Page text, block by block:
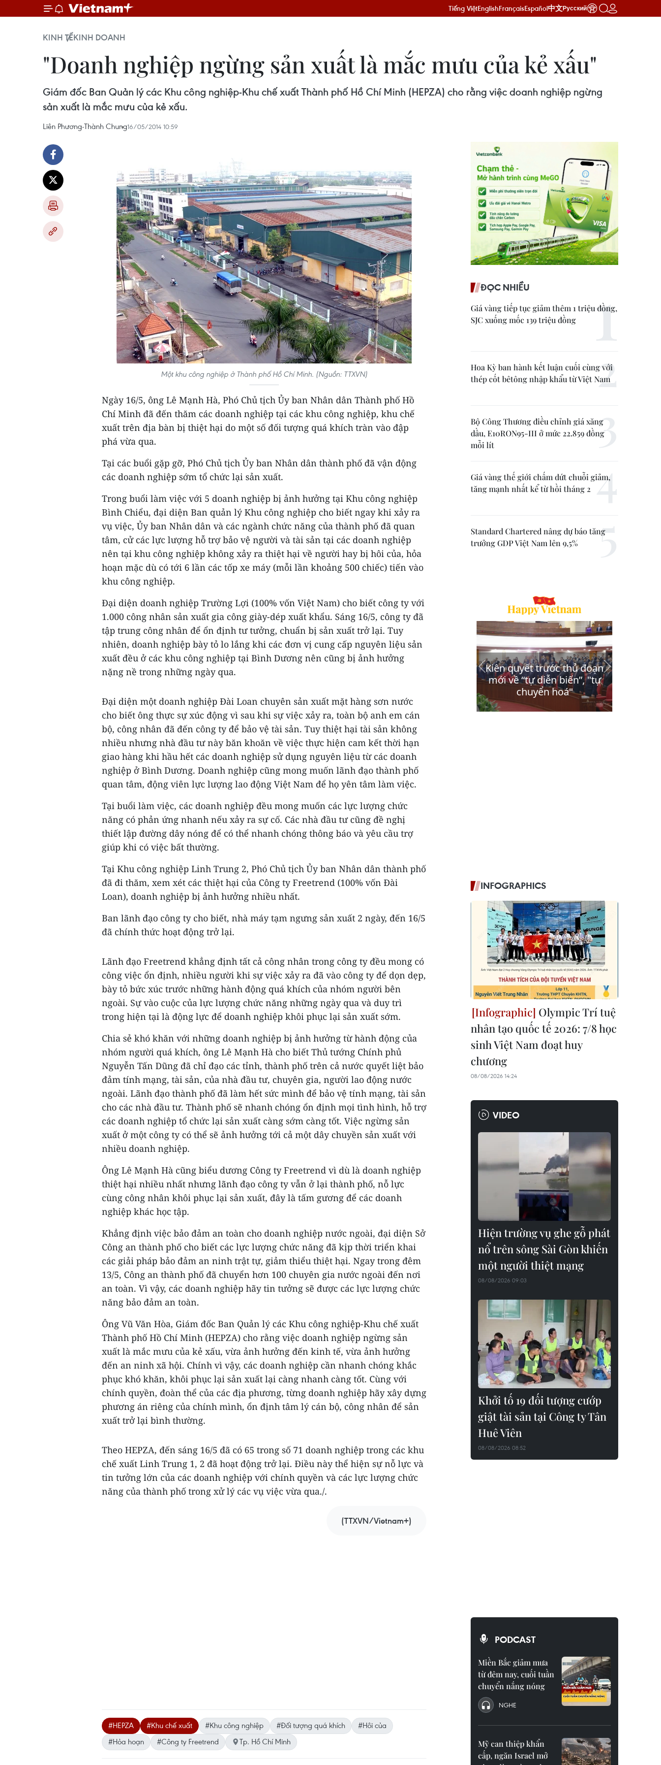
Tiếng ViệtEnglishFrançaisEspañol中文Русский
KINH TẾKINH DOANH
"Doanh nghiệp ngừng sản xuất là mắc mưu của kẻ xấu"
Giám đốc Ban Quản lý các Khu công nghiệp-Khu chế xuất Thành phố Hồ Chí Minh (HEPZA) cho rằng việc doanh nghiệp ngừng
sản xuất là mắc mưu của kẻ xấu.
Liên Phương-Thành Chung16/05/2014 10:59
Một khu công nghiệp ở Thành phố Hồ Chí Minh. (Nguồn: TTXVN)
Ngày 16/5, ông Lê Mạnh Hà, Phó Chủ tịch Ủy ban Nhân dân Thành phố Hồ
Chí Minh đã đến thăm các doanh nghiệp tại các khu công nghiệp, khu chế
xuất trên địa bàn bị thiệt hại do một số đối tượng quá khích tràn vào đập
phá vừa qua.
Tại các buổi gặp gỡ, Phó Chủ tịch Ủy ban Nhân dân thành phố đã vận động
các doanh nghiệp sớm tổ chức lại sản xuất.
Trong buổi làm việc với 5 doanh nghiệp bị ảnh hưởng tại Khu công nghiệp
Bình Chiểu, đại diện Ban quản lý Khu công nghiệp cho biết ngay khi xảy ra
vụ việc, Ủy ban Nhân dân và các ngành chức năng của thành phố đã quan
tâm, cử các lực lượng hỗ trợ bảo vệ người và tài sản tại các doanh nghiệp
nên tại khu công nghiệp không xảy ra thiệt hại về người hay bị hôi của, hỏa
hoạn mặc dù có tới 6 lần các tốp xe máy (mỗi lần khoảng 500 chiếc) tiến vào
khu công nghiệp.
Đại diện doanh nghiệp Trường Lợi (100% vốn Việt Nam) cho biết công ty với
1.000 công nhân sản xuất gia công giày-dép xuất khẩu. Sáng 16/5, công ty đã
tập trung công nhân để ổn định tư tưởng, chuẩn bị sản xuất trở lại. Tuy
nhiên, doanh nghiệp bày tỏ lo lắng khi các đơn vị cung cấp nguyên liệu sản
xuất đều ở các khu công nghiệp tại Bình Dương nên cũng bị ảnh hưởng
nặng nề trong những ngày qua.
Đại diện một doanh nghiệp Đài Loan chuyên sản xuất mặt hàng sơn nước
cho biết ông thực sự xúc động vì sau khi sự việc xảy ra, toàn bộ anh em cán
bộ, công nhân đã đến công ty để bảo vệ tài sản. Tuy thiệt hại tài sản không
nhiều nhưng nhà đầu tư này băn khoăn về việc thực hiện cam kết thời hạn
giao hàng khi hầu hết các doanh nghiệp sử dụng nguyên liệu từ các doanh
nghiệp ở Bình Dương. Doanh nghiệp cũng mong muốn lãnh đạo thành phố
quan tâm, động viên lực lượng lao động Việt Nam để họ yên tâm làm việc.
Tại buổi làm việc, các doanh nghiệp đều mong muốn các lực lượng chức
năng có phản ứng nhanh nếu xảy ra sự cố. Các nhà đầu tư cũng đề nghị
thiết lập đường dây nóng để có thể nhanh chóng thông báo và yêu cầu trợ
giúp khi có việc bất thường.
Tại Khu công nghiệp Linh Trung 2, Phó Chủ tịch Ủy ban Nhân dân thành phố
đã đi thăm, xem xét các thiệt hại của Công ty Freetrend (100% vốn Đài
Loan), doanh nghiệp bị ảnh hưởng nhiều nhất.
Ban lãnh đạo công ty cho biết, nhà máy tạm ngưng sản xuất 2 ngày, đến 16/5
đã chính thức hoạt động trở lại.
Lãnh đạo Freetrend khẳng định tất cả công nhân trong công ty đều mong có
công việc ổn định, nhiều người khi sự việc xảy ra đã vào công ty để dọn dẹp,
bày tỏ bức xúc trước những hành động quá khích của nhóm người bên
ngoài. Sự vào cuộc của lực lượng chức năng những ngày qua và duy trì
trong hiện tại là động lực để doanh nghiệp khôi phục lại sản xuất sớm.
Chia sẻ khó khăn với những doanh nghiệp bị ảnh hưởng từ hành động của
nhóm người quá khích, ông Lê Mạnh Hà cho biết Thủ tướng Chính phủ
Nguyễn Tấn Dũng đã chỉ đạo các tỉnh, thành phố trên cả nước quyết liệt bảo
đảm tính mạng, tài sản, của nhà đầu tư, chuyên gia, người lao động nước
ngoài. Lãnh đạo thành phố đã làm hết sức mình để bảo vệ tính mạng, tài sản
cho các nhà đầu tư. Thành phố sẽ nhanh chóng ổn định mọi tình hình, hỗ trợ
các doanh nghiệp tổ chức lại sản xuất càng sớm càng tốt. Việc ngừng sản
xuất ở một công ty có thể sẽ ảnh hưởng tới cả một dây chuyền sản xuất với
nhiều doanh nghiệp.
Ông Lê Mạnh Hà cũng biểu dương Công ty Freetrend vì dù là doanh nghiệp
thiệt hại nhiều nhất nhưng lãnh đạo công ty vẫn ở lại thành phố, nỗ lực
cùng công nhân khôi phục lại sản xuất, đây là tấm gương để các doanh
nghiệp khác học tập.
Khẳng định việc bảo đảm an toàn cho doanh nghiệp nước ngoài, đại diện Sở
Công an thành phố cho biết các lực lượng chức năng đã kịp thời triển khai
các giải pháp bảo đảm an ninh trật tự, giảm thiểu thiệt hại. Ngay trong đêm
13/5, Công an thành phố đã chuyển hơn 100 chuyên gia nước ngoài đến nơi
an toàn. Vì vậy, các doanh nghiệp hãy tin tưởng sẽ được các lực lượng chức
năng bảo đảm an toàn.
Ông Vũ Văn Hòa, Giám đốc Ban Quản lý các Khu công nghiệp-Khu chế xuất
Thành phố Hồ Chí Minh (HEPZA) cho rằng việc doanh nghiệp ngừng sản
xuất là mắc mưu của kẻ xấu, vừa ảnh hưởng đến kinh tế, vừa ảnh hưởng
đến an ninh xã hội. Chính vì vậy, các doanh nghiệp cần nhanh chóng khắc
phục khó khăn, khôi phục lại sản xuất lại càng nhanh càng tốt. Cùng với
chính quyền, đoàn thể của các địa phương, từng doanh nghiệp hãy xây dựng
phương án riêng của chính mình, ổn định tâm lý cán bộ, công nhân để sản
xuất trở lại bình thường.
Theo HEPZA, đến sáng 16/5 đã có 65 trong số 71 doanh nghiệp trong các khu
chế xuất Linh Trung 1, 2 đã hoạt động trở lại. Điều này thể hiện sự nỗ lực và
tin tưởng lớn của các doanh nghiệp với chính quyền và các lực lượng chức
năng của thành phố trong xử lý các vụ việc vừa qua./.
(TTXVN/Vietnam+)
#HEPZA #Khu chế xuất #Khu công nghiệp #Đối tượng quá khích
#Hôi của
#Hỏa hoạn
#Công ty Freetrend Tp. Hồ Chí Minh
ĐỌC NHIỀU
Giá vàng tiếp tục giảm thêm 1 triệu đồng,
SJC xuống mốc 139 triệu đồng
Hoa Kỳ ban hành kết luận cuối cùng với
thép cốt bêtông nhập khẩu từ Việt Nam
Bộ Công Thương điều chỉnh giá xăng
dầu, E10RON95-III ở mức 22.859 đồng
mỗi lít
Giá vàng thế giới chấm dứt chuỗi giảm,
tăng mạnh nhất kể từ hồi tháng 2
Standard Chartered nâng dự báo tăng
trưởng GDP Việt Nam lên 9,5%
INFOGRAPHICS
Olympic Trí tuệ
nhân tạo quốc tế 2026: 7/8 học
sinh Việt Nam đoạt huy
chương
08/08/2026 14:24
VIDEO
Hiện trường vụ ghe gỗ phát
nổ trên sông Sài Gòn khiến
một người thiệt mạng
08/08/2026 09:03
Khởi tố 19 đối tượng cướp
giật tài sản tại Công ty Tân
Huê Viên
08/08/2026 08:52
PODCAST
Miền Bắc giảm mưa
từ đêm nay, cuối tuần
chuyển nắng nóng
NGHE
Mỹ can thiệp khẩn
cấp, ngăn Israel mở